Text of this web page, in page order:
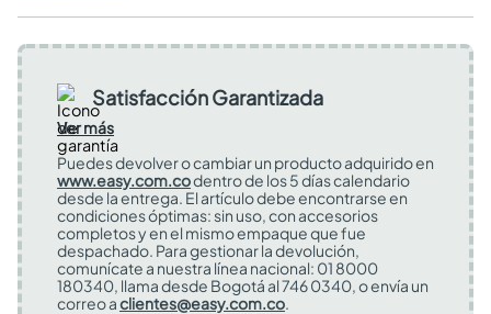
Satisfacción Garantizada
Ver más
Puedes devolver o cambiar un producto adquirido en
www.easy.com.codentro de los 5 días calendario
desde la entrega. El artículo debe encontrarse en
condiciones óptimas: sin uso, con accesorios
completos y en el mismo empaque que fue
despachado. Para gestionar la devolución,
comunícate a nuestra línea nacional: 01 8000
180340, llama desde Bogotá al 746 0340, o envía un
correo aclientes@easy.com.co.